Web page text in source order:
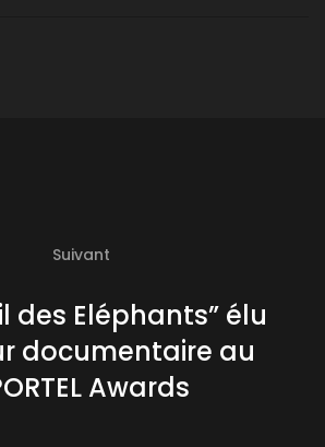
Suivant
des Eléphants” élu
documentaire au
Awards